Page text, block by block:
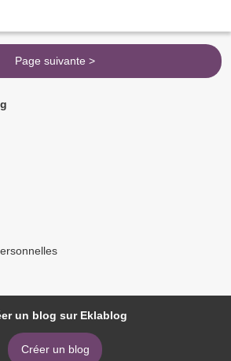
Page suivante >
un blog sur Eklablog
Créer un blog